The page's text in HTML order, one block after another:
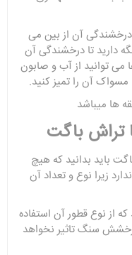
آن از بین می
دارید تا درخشندگی آن
می توانید از آب و صابون
مسواک آن را تمیز کنید.
ها میباشد
تراش باگت
باید بدانید که هیچ
زیرا نوع و تعداد آن
از نوع قطور آن استفاده
سنگ تاثیر نخواهد